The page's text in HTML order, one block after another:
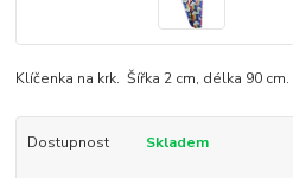
Klíčenka na krk. Šířka 2 cm, délka 90 cm.
Dostupnost Skladem